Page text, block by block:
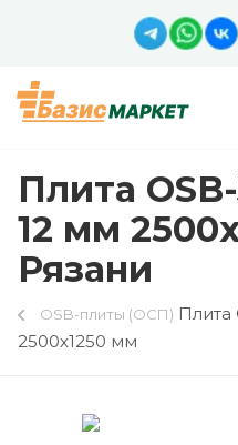
Плита
12 мм
Рязани
OSB-плиты (ОСП) Плита
2500х1250 мм